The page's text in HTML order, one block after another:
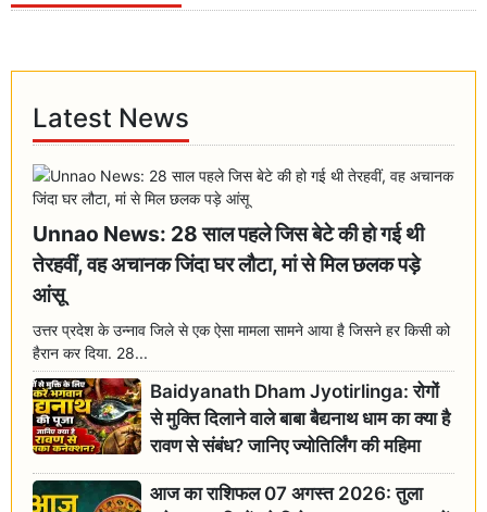
Latest News
Unnao News: 28 साल पहले जिस बेटे की हो गई थी
तेरहवीं, वह अचानक जिंदा घर लौटा, मां से मिल छलक पड़े
आंसू
उत्तर प्रदेश के उन्नाव जिले से एक ऐसा मामला सामने आया है जिसने हर किसी को
हैरान कर दिया. 28...
Baidyanath Dham Jyotirlinga: रोगों
से मुक्ति दिलाने वाले बाबा बैद्यनाथ धाम का क्या है
रावण से संबंध? जानिए ज्योतिर्लिंग की महिमा
आज का राशिफल 07 अगस्त 2026: तुला